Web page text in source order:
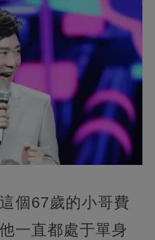
個67歲的小哥費
一直都處于單身